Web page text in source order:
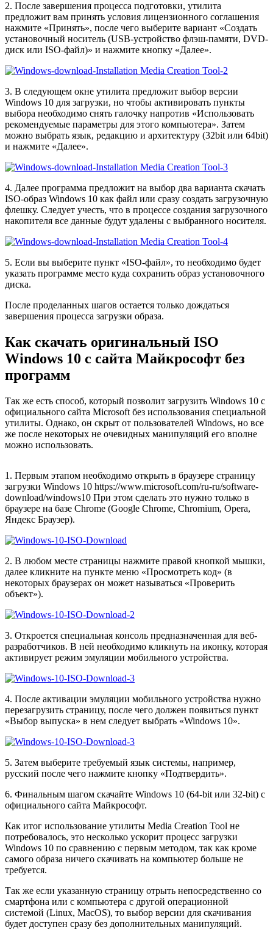
2. После завершения процесса подготовки, утилита
предложит вам принять условия лицензионного соглашения
нажмите «Принять», после чего выберите вариант «Создать
установочный носитель (USB-устройство флэш-памяти, DVD-
диск или ISO-файл)» и нажмите кнопку «Далее».
3. В следующем окне утилита предложит выбор версии
Windows 10 для загрузки, но чтобы активировать пункты
выбора необходимо снять галочку напротив «Использовать
рекомендуемые параметры для этого компьютера». Затем
можно выбрать язык, редакцию и архитектуру (32bit или 64bit)
и нажмите «Далее».
4. Далее программа предложит на выбор два варианта скачать
ISO-образ Windows 10 как файл или сразу создать загрузочную
флешку. Следует учесть, что в процессе создания загрузочного
накопителя все данные будут удалены с выбранного носителя.
5. Если вы выберите пункт «ISO‑файл», то необходимо будет
указать программе место куда сохранить образ установочного
диска.
После проделанных шагов остается только дождаться
завершения процесса загрузки образа.
Как скачать оригинальный ISO
Windows 10 с сайта Майкрософт без
программ
Так же есть способ, который позволит загрузить Windows 10 c
официального сайта Microsoft без использования специальной
утилиты. Однако, он скрыт от пользователей Windows, но все
же после некоторых не очевидных манипуляций его вполне
можно использовать.
1. Первым этапом необходимо открыть в браузере страницу
загрузки Windows 10 https://www.microsoft.com/ru-ru/software-
download/windows10 При этом сделать это нужно только в
браузере на базе Chrome (Google Chrome, Chromium, Opera,
Яндекс Браузер).
2. В любом месте страницы нажмите правой кнопкой мышки,
далее кликните на пункте меню «Просмотреть код» (в
некоторых браузерах он может называться «Проверить
объект»).
3. Откроется специальная консоль предназначенная для веб-
разработчиков. В ней необходимо кликнуть на иконку, которая
активирует режим эмуляции мобильного устройства.
4. После активации эмуляции мобильного устройства нужно
перезагрузить страницу, после чего должен появиться пункт
«Выбор выпуска» в нем следует выбрать «Windows 10».
5. Затем выберите требуемый язык системы, например,
русский после чего нажмите кнопку «Подтвердить».
6. Финальным шагом скачайте Windows 10 (64-bit или 32-bit) с
официального сайта Майкрософт.
Как итог использование утилиты Media Creation Tool не
потребовалось, это несколько ускорит процесс загрузки
Windows 10 по сравнению с первым методом, так как кроме
самого образа ничего скачивать на компьютер больше не
требуется.
Так же если указанную страницу отрыть непосредственно со
смартфона или с компьютера с другой операционной
системой (Linux, MacOS), то выбор версии для скачивания
будет доступен сразу без дополнительных манипуляций.